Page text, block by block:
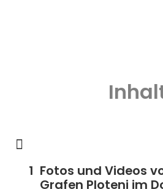
Fotos und Videos
Grafen Ploteni im